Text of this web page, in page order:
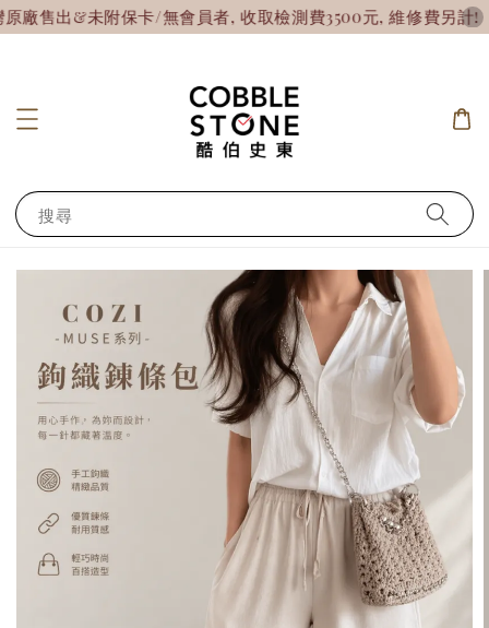
售出&未附保卡/無會員者, 收取檢測費3500元, 維修費另計!【7
搜尋